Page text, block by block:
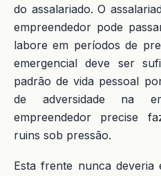
do assalariado. O
empreendedor pode
labore em períodos de
emergencial deve ser
padrão de vida pessoal
de adversidade na
empreendedor precise
ruins sob pressão.
Esta frente nunca deveria